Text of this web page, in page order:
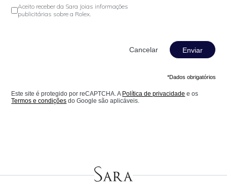
Aceito receber da Sara Joias informações
publicitárias sobre a Rolex.
Enviar
*Dados obrigatórios
Este site é protegido por reCAPTCHA. A Política de privacidade e os
Termos e condições do Google são aplicáveis.